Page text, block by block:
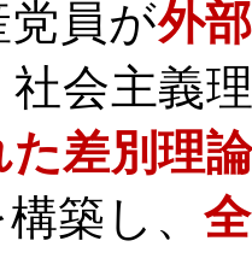
党員が外
社会主義
差別理
築し、